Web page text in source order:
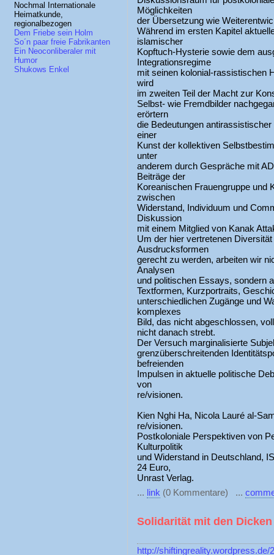
Nochmal Internationale
Heimatkunde,
regionalbezogen
Dem Friebe sein Holm
So´n paar freie Fabrikanten
Ein Neoconliberaler mit
Humor
Shukows Enkel
Möglichkeiten
der Übersetzung wie
Während im ersten Kapitel
islamischer
Kopftuch-Hysterie sowie dem
Integrationsregime
mit seinen kolonial-rassistischen
wird
im zweiten Teil der Macht zur
Selbst- wie Fremdbilder
erörtern
die Bedeutungen
einer
Kunst der kollektiven
unter
anderem durch Gespräche mit
Beiträge der
Koreanischen Frauengruppe und
zwischen
Widerstand, Individuum und
Diskussion
mit einem Mitglied von Kanak
Um der hier vertretenen
Ausdrucksformen
gerecht zu werden, arbeiten wir
Analysen
und politischen Essays, sondern
Textformen, Kurzportraits,
unterschiedlichen Zugänge und
komplexes
Bild, das nicht abgeschlossen,
nicht danach strebt.
Der Versuch marginalisierte
grenzüberschreitenden
befreienden
Impulsen in aktuelle politische
von
re/visionen.
Kien Nghi Ha, Nicola Lauré al-
re/visionen.
Postkoloniale Perspektiven von
Kulturpolitik
und Widerstand in Deutschland,
24 Euro,
Unrast Verlag.
... link (0 Kommentare) ...
Solidarität mit den
http://